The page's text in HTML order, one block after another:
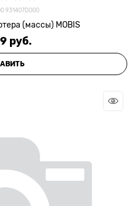
931407D000
(массы) MOBIS
руб.